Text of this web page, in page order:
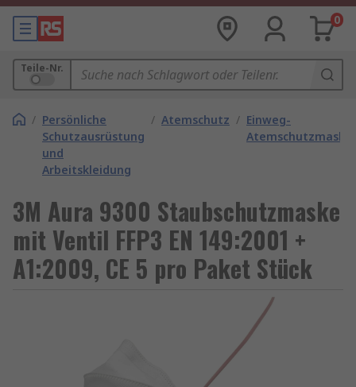
0
Teile-Nr.
/ Persönliche
Schutzausrüstung
und
Arbeitskleidung
/ Atemschutz / Einweg-
3M Aura 9300 Staubschutzmaske
mit Ventil FFP3 EN 149:2001 +
A1:2009, CE 5 pro Paket Stück